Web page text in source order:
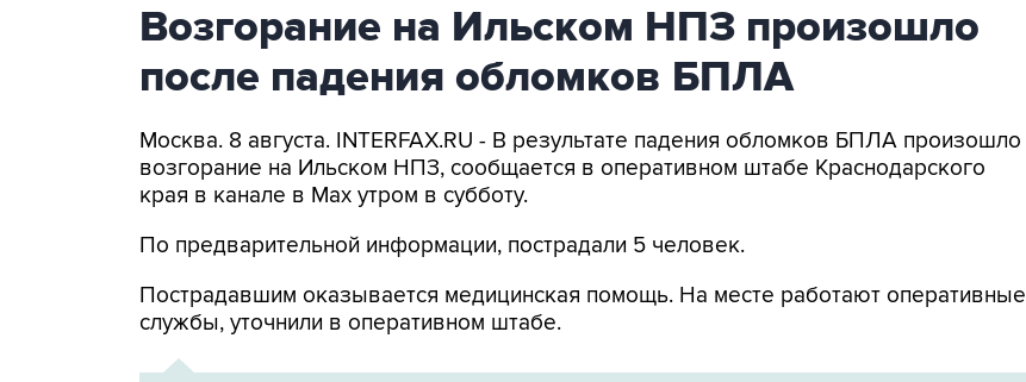
Возгорание на Ильском НПЗ произошло
после падения обломков БПЛА
Москва. 8 августа. INTERFAX.RU - В результате падения обломков БПЛА произошло
возгорание на Ильском НПЗ, сообщается в оперативном штабе Краснодарского
края в канале в Max утром в субботу.
По предварительной информации, пострадали 5 человек.
Пострадавшим оказывается медицинская помощь. На месте работают оперативные
службы, уточнили в оперативном штабе.